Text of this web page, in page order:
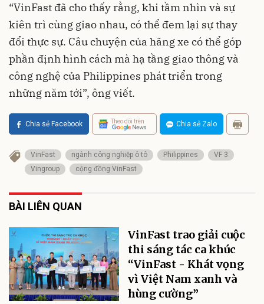
“VinFast đã cho thấy rằng, khi tầm nhìn và sự
kiên trì cùng giao nhau, có thể đem lại sự thay
đổi thực sự. Câu chuyện của hãng xe có thể góp
phần định hình cách mà hạ tầng giao thông và
công nghệ của Philippines phát triển trong
những năm tới”, ông viết.
Chia sẻ Facebook Theo dõi trên Chia sẻ Zalo
VinFast ngành công nghiệp ô tô Philippines
VF 3
Vingroup
cộng đồng VinFast
BÀI LIÊN QUAN
VinFast trao giải cuộc
thi sáng tác ca khúc
“VinFast - Khát vọng
vì Việt Nam xanh và
hùng cường”